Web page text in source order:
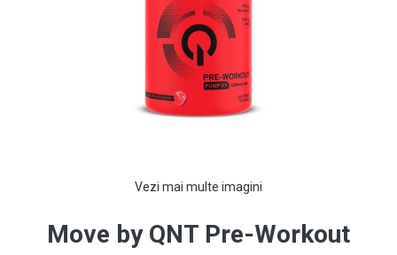
Vezi mai multe imagini
Move by QNT Pre-Workout